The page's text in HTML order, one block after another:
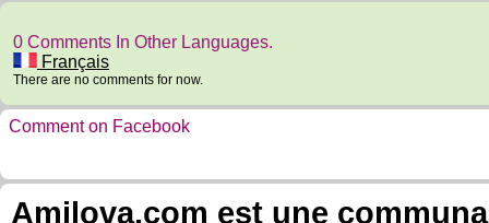
0 Comments In Other Languages.
Français
There are no comments for now.
Comment on Facebook
Amilova.com est une